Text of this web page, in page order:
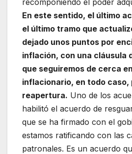
En este sentido, el último
el último tramo que
dejado unos puntos por
inflación, con una cláusula
que seguiremos de cerca
inflacionario, en todo caso,
reapertura. Uno de los
habilitó el acuerdo de
que se ha firmado con el
estamos ratificando con las
patronales. Es un acuerdo